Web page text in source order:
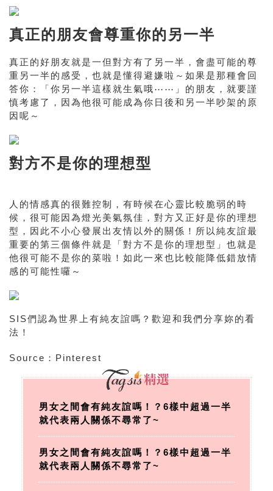
真正的朋友會尊重你的另一半
真正的好朋友就是一但對方有了另一半，會盡可能的尊
重另一半的感受，也就是懂得避嫌啦～如果是那種會回
答你：「你另一半這樣就生氣哦⋯⋯」的朋友，就要謹
慎考慮了，因為他很可能成為你日後和另一半吵架的原
因呢～
對方不是你的理想型
人的情感真的很難控制，有時候在心靈比較脆弱的時
候，很可能因為燈光美氣氛佳，對方又正好是你的理想
型，因此不小心發展出友情以外的關係！所以純友誼最
重要的第三個條件就是「對方不是你的理想型」也就是
他很可能不是你的菜啦！如此一來也比較能降低錯放情
感的可能性囉～
SIS們認為世界上有純友誼嗎？歡迎和我們分享妳的看
法！
Source：Pinterest
男女之間會有純友誼嗎！？6樣中超過一半
就代表兩人關係不尋常了~
男女之間會有純友誼嗎！？6樣中超過一半
就代表兩人關係不尋常了~